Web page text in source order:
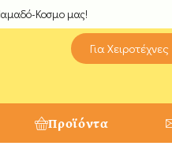
Κοσμο μας!
Για Χειροτέχνες
Προϊόντα